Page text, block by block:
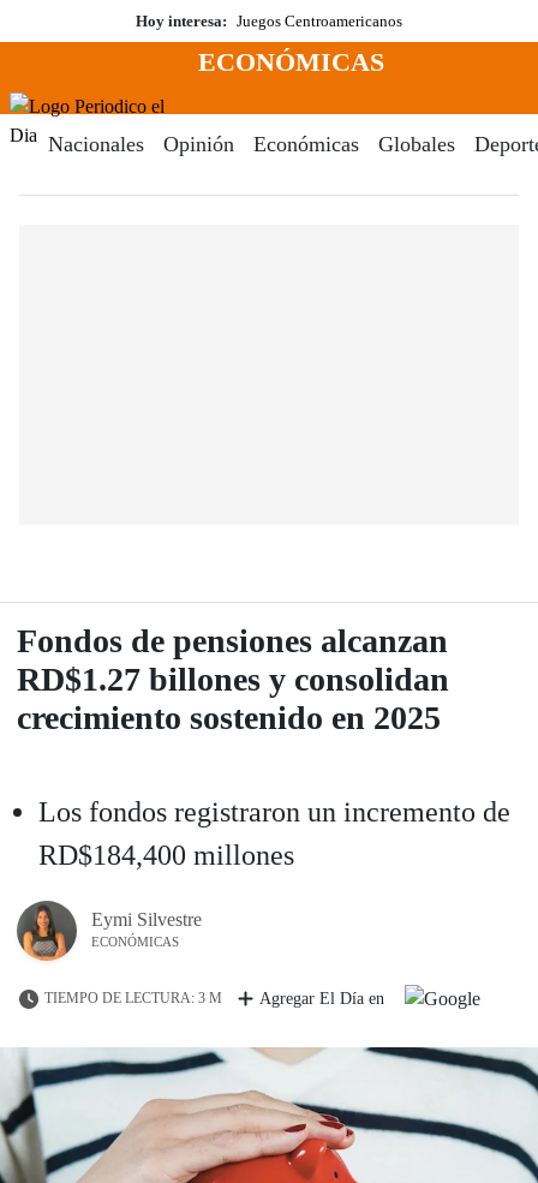
al
Hoy interesa: Juegos Centroamericanos
Menú
ECONÓMICAS
Nacionales Opinión Económicas Globales
Fondos de pensiones alcanzan
RD$1.27 billones y consolidan
crecimiento sostenido en 2025
Los fondos registraron un incremento de
RD$184,400 millones
Eymi Silvestre
ECONÓMICAS
TIEMPO DE LECTURA: 3 M Agregar El Día en